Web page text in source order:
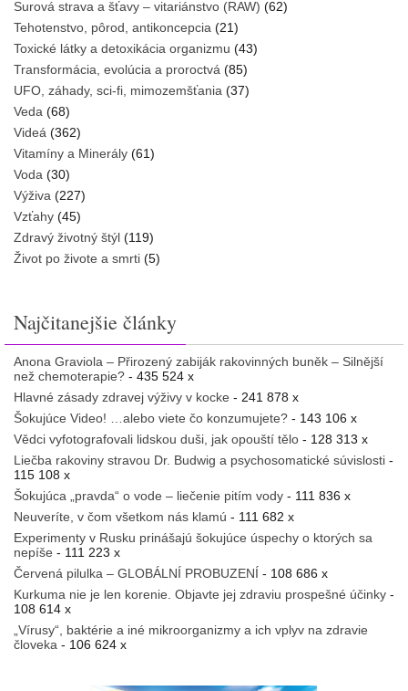
Surová strava a šťavy – vitariánstvo (RAW) (62)
Tehotenstvo, pôrod, antikoncepcia (21)
Toxické látky a detoxikácia organizmu (43)
Transformácia, evolúcia a proroctvá (85)
UFO, záhady, sci-fi, mimozemšťania (37)
Veda (68)
Videá (362)
Vitamíny a Minerály (61)
Voda (30)
Výživa (227)
Vzťahy (45)
Zdravý životný štýl (119)
Život po živote a smrti (5)
Najčitanejšie články
Anona Graviola – Přirozený zabiják rakovinných buněk – Silnější
než chemoterapie? - 435 524 x
Hlavné zásady zdravej výživy v kocke - 241 878 x
Šokujúce Video! …alebo viete čo konzumujete? - 143 106 x
Vědci vyfotografovali lidskou duši, jak opouští tělo - 128 313 x
Liečba rakoviny stravou Dr. Budwig a psychosomatické súvislosti -
115 108 x
Šokujúca „pravda“ o vode – liečenie pitím vody - 111 836 x
Neuveríte, v čom všetkom nás klamú - 111 682 x
Experimenty v Rusku prinášajú šokujúce úspechy o ktorých sa
nepíše - 111 223 x
Červená pilulka – GLOBÁLNÍ PROBUZENÍ - 108 686 x
Kurkuma nie je len korenie. Objavte jej zdraviu prospešné účinky -
108 614 x
„Vírusy“, baktérie a iné mikroorganizmy a ich vplyv na zdravie
človeka - 106 624 x